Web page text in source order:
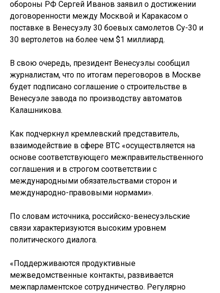
обороны РФ Сергей Иванов заявил о достижении
договоренности между Москвой и Каракасом о
поставке в Венесуэлу 30 боевых самолетов Су-30 и
30 вертолетов на более чем $1 миллиард.
В свою очередь, президент Венесуэлы сообщил
журналистам, что по итогам переговоров в Москве
будет подписано соглашение о строительстве в
Венесуэле завода по производству автоматов
Калашникова.
Как подчеркнул кремлевский представитель,
взаимодействие в сфере ВТС «осуществляется на
основе соответствующего межправительственного
соглашения и в строгом соответствии с
международными обязательствами сторон и
международно-правовыми нормами».
По словам источника, российско-венесуэльские
связи характеризуются высоким уровнем
политического диалога.
«Поддерживаются продуктивные
межведомственные контакты, развивается
межпарламентское сотрудничество. Регулярно